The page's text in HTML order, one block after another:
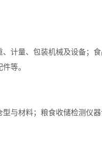
计量、包装机械及设备；
等。
与材料；粮食收储检测仪